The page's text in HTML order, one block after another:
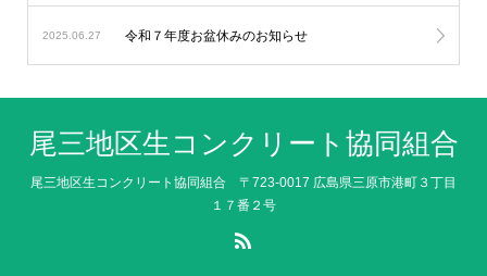
2025.06.27 令和７年度お盆休みのお知らせ
尾三地区生コンクリート協同組合
尾三地区生コンクリート協同組合 〒723-0017 広島県三原市港町３丁目
１７番２号